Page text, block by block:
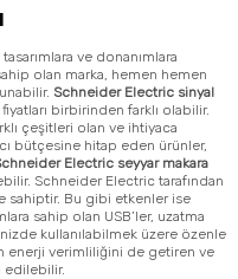
ve donanımlara
olan marka, hemen hemen
Schneider Electric sinyal
birbirinden farklı olabilir.
çeşitleri olan ve ihtiyaca
bütçesine hitap eden ürünler,
Electric seyyar makara
Schneider Electric tarafından
sahiptir. Bu gibi etkenler ise
sahip olan USB’ler, uzatma
kullanılabilmek üzere özenle
enerji verimliliğini de getiren ve
edilebilir.